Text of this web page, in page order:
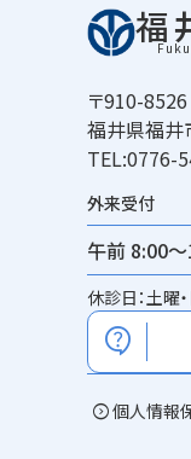
福
〒910-8526
福井県福井
TEL:0776-
外来受付
午前 8:00
休診日：土曜
contact_support
expand_circle_right個人情報